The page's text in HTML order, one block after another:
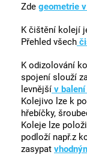
Zde geometrie
K čištění kolejí
Přehled všech
K odizolování
spojení slouží
levnější v
Kolejivo lze k
hřebíčky,
Koleje lze
podloží např.z
zasypat